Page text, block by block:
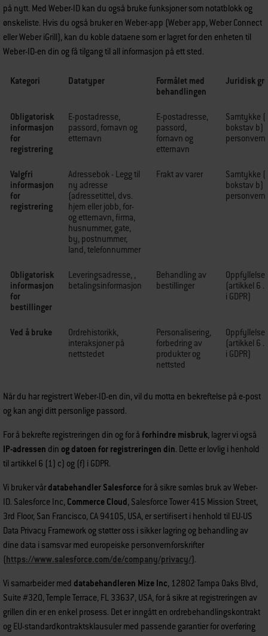
på nytt. Med Weber-ID kan du også bruke funksjoner som notatblokk og
ønskeliste. Hvis du også bruker en Weber-app (Weber app, Weber Connect
eller Weber iGrill), kan du koble dataene som er lagret for den enheten til
Weber-ID-en din og få tilgang til all informasjon på ett sted.
Kategori Datatyper
Formålet med
behandlingen
Juridisk
Obligatorisk
informasjon
for
registrering
E-postadresse,
passord, fornavn og
etternavn
E-postadresse,
passord,
fornavn og
etternavn
Samtykke
bokstav b) i
Valgfri
informasjon
for
registrering
Adressebok - Legg til
ny adresse
(adressetittel, dvs.
hjem eller jobb, for-
og etternavn, firma,
husnummer, gate,
by, postnummer,
land, telefonnummer
Frakt av varer
Samtykke
bokstav b) i
Obligatorisk
informasjon
for
bestillinger
Leveringsadresse, ,
betalingsinformasjon
Behandling av
bestillinger
Oppfyllelse
(artikkel 6 .
i GDPR)
Ved å bruke
Ordrehistorikk,
interaksjoner på
nettstedet
Personalisering,
forbedring av
produkter og
nettsted
Oppfyllelse
(artikkel 6 .
i GDPR)
Når du har registrert Weber-ID-en din, vil du motta en bekreftelse på e-post
og kan angi ditt personlige passord.
For å bekrefte registreringen din og for å forhindre misbruk, lagrer vi også
IP-adressen din og datoen for registreringen din. Dette er lovlig i henhold
til artikkel 6 (1) c) og (f) i GDPR.
Vi bruker vår databehandler Salesforcefor å sikre sømløs bruk av Weber-
ID. Salesforce Inc, Commerce Cloud, Salesforce Tower 415 Mission Street,
3rd Floor, San Francisco, CA 94105, USA, er sertifisert i henhold til EU-US
Data Privacy Framework og støtter oss i sikker lagring og behandling av
dine data i samsvar med europeiske personvernforskrifter
(https://www.salesforce.com/de/company/privacy/).
Vi samarbeider med databehandleren Mize Inc, 12802 Tampa Oaks Blvd,
Suite #320, Temple Terrace, FL 33637, USA, for å sikre at registreringen av
grillen din er en enkel prosess. Det er inngått en ordrebehandlingskontrakt
og EU-standardkontraktsklausuler med passende garantier for overføring